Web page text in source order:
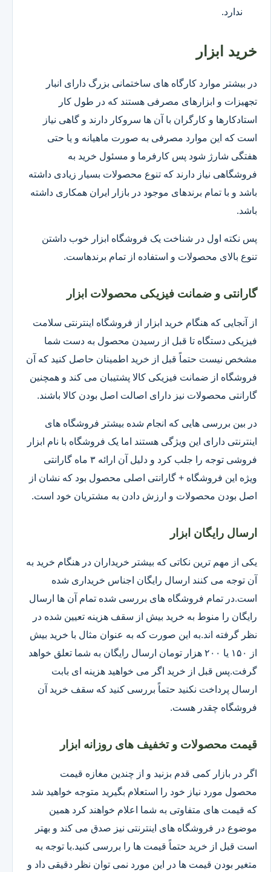
ندارد.
خرید ابزار
در بیشتر موارد کارگاه های ساختمانی بزرگ دارای انبار
تجهیزات و ابزارهای مصرفی هستند که در طول کار
استادکارها و کارگران با آن ها سروکار دارند و گاهی نیاز
است که این موارد مصرفی به صورت ماهیانه و یا حتی
هفتگی شارژ شود پس کارفرما و مسئول خرید به
فروشگاهی نیاز دارند که تنوع محصولات بسیار زیادی داشته
باشد و با تمام برندهای موجود در بازار ایران همکاری داشته
باشد.
پس نکته اول در شناخت یک فروشگاه ابزار خوب داشتن
تنوع بالای محصولات و استفاده از تمام برندهاست.
گارانتی و ضمانت فیزیکی محصولات ابزار
از آنجایی که هنگام خرید ابزار از فروشگاه اینترنتی سلامت
فیزیکی دستگاه تا قبل از رسیدن محصول به دست شما
مشخص نیست حتماً قبل از خرید اطمینان حاصل کنید که آن
فروشگاه از ضمانت فیزیکی کالا پشتیبان می کند و همچنین
گارانتی محصولات نیز دارای اصالت اصل بودن کالا باشند.
در بین بررسی هایی که انجام شده بیشتر فروشگاه های
اینترنتی دارای این ویژگی هستند اما یک فروشگاه با نام ابزار
فروشی توجه را جلب کرد و دلیل آن ارائه ۳ ماه گارانتی
ویژه این فروشگاه + گارانتی اصلی محصول بود که نشان از
اصل بودن محصولات و ارزش دادن به مشتریان خود است.
ارسال رایگان ابزار
یکی از مهم ترین نکاتی که بیشتر خریداران در هنگام خرید به
آن توجه می کنند ارسال رایگان اجناس خریداری شده
است.در تمام فروشگاه های بررسی شده تمام آن ها ارسال
رایگان را منوط به خرید بیش از سقف هزینه تعیین شده در
نظر گرفته اند.به این صورت که به عنوان مثال با خرید بیش
از ۱۵۰ یا ۲۰۰ هزار تومان ارسال رایگان به شما تعلق خواهد
گرفت.پس قبل از خرید اگر می خواهید هزینه ای بابت
ارسال پرداخت نکنید حتماً بررسی کنید که سقف خرید آن
فروشگاه چقدر هست.
قیمت محصولات و تخفیف های روزانه ابزار
اگر در بازار کمی قدم بزنید و از چندین مغازه قیمت
محصول مورد نیاز خود را استعلام بگیرید متوجه خواهید شد
که قیمت های متفاوتی به شما اعلام خواهند کرد همین
موضوع در فروشگاه های اینترنتی نیز صدق می کند و بهتر
است قبل از خرید حتماً قیمت ها را بررسی کنید.با توجه به
متغیر بودن قیمت ها در این مورد نمی توان نظر دقیقی داد و